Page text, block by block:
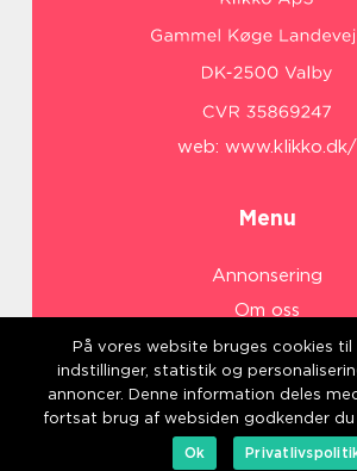
web: www.klikko.dk/
Menu
Annonsering
Om oss
Cookies
Kontakta oss
Sitemap
På vores website bruges cookies til
indstillinger, statistik og
annoncer. Denne information deles
fortsat brug af websiden godkender
Ok